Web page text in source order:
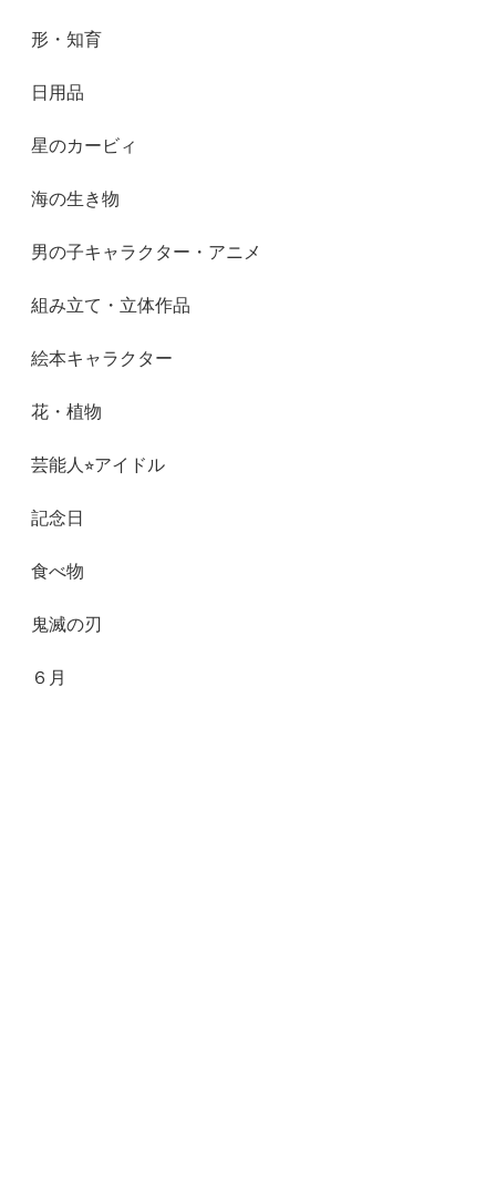
形・知育
日用品
星のカービィ
海の生き物
男の子キャラクター・アニメ
組み立て・立体作品
絵本キャラクター
花・植物
芸能人⭐︎アイドル
記念日
食べ物
鬼滅の刃
６月